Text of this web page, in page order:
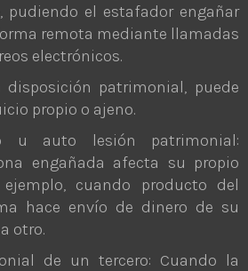
pudiendo el estafador engañar
remota mediante llamadas
electrónicos.
patrimonial, puede
propio o ajeno.
u auto lesión patrimonial:
engañada afecta su propio
cuando producto del
hace envío de dinero de su
otro.
de un tercero: Cuando la